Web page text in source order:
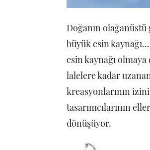
Doğanın
büyük esin
esin kaynağı
lalelere kadar
kreasyonlarının
tasarımcılarının
dönüşüyor.